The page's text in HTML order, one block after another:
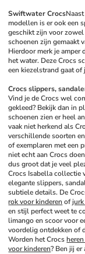
Swiftwater Crocs
modellen is er ook een
geschikt zijn voor
schoenen zijn gemaakt
Hierdoor merk je amper
het water. Deze Crocs
een kiezelstrand gaat
Crocs slippers,
Vind je de Crocs wel
gekleed? Bekijk dan in
schoenen zien er heel
vaak niet herkend als
verschillende soorten
of exemplaren met een
niet echt aan Crocs
dus groot dat je veel
Crocs Isabella collectie
elegante slippers,
rok voor kinderen of
en stijl perfect weet te
limango en scoor voor
voordelig ontdekken of
Worden het Crocs
voor kinderen? Ben jij er